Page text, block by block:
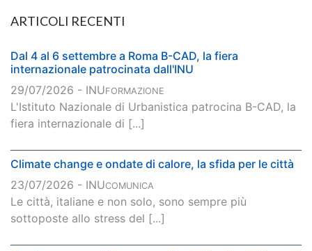
ARTICOLI RECENTI
Dal 4 al 6 settembre a Roma B-CAD, la fiera
internazionale patrocinata dall'INU
29/07/2026 - INUFORMAZIONE
L'Istituto Nazionale di Urbanistica patrocina B-CAD, la
fiera internazionale di [...]
Climate change e ondate di calore, la sfida per le città
23/07/2026 - INUCOMUNICA
Le città, italiane e non solo, sono sempre più
sottoposte allo stress del [...]